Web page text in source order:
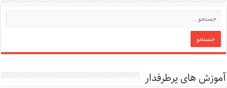
آموزش های پرطرفدار